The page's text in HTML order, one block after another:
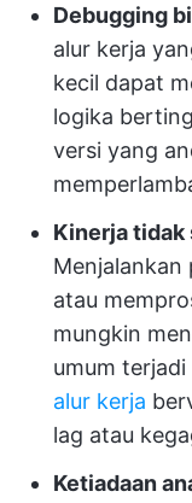
Debugging
alur kerja
kecil dapat
logika
versi yang
Kinerja tidak
Menjalankan
atau
mungkin
umum
alur kerja
lag atau
Ketiadaan